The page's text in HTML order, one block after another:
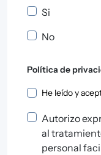
Si
No
Política de
Política de
He leído y
Autorizo
al
personal